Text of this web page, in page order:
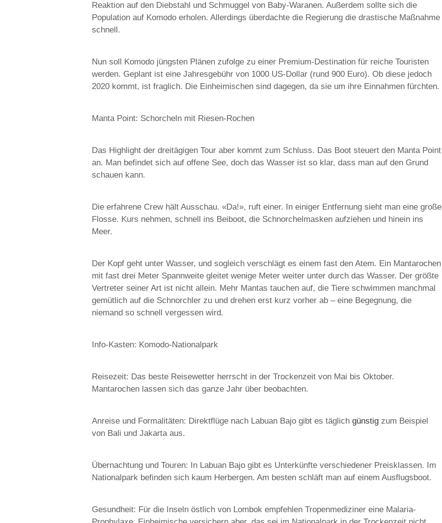
Reaktion auf den Diebstahl und Schmuggel von Baby-Waranen. Außerdem sollte sich die
Population auf Komodo erholen. Allerdings überdachte die Regierung die drastische Maßnahme
schnell.
Nun soll Komodo jüngsten Plänen zufolge zu einer Premium-Destination für reiche Touristen
werden. Geplant ist eine Jahresgebühr von 1000 US-Dollar (rund 900 Euro). Ob diese jedoch
2020 kommt, ist fraglich. Die Einheimischen sind dagegen, da sie um ihre Einnahmen fürchten.
Manta Point: Schorcheln mit Riesen-Rochen
Das Highlight der dreitägigen Tour aber kommt zum Schluss. Das Boot steuert den Manta Point
an. Man befindet sich auf offene See, doch das Wasser ist so klar, dass man auf den Grund
schauen kann.
Die erfahrene Crew hält Ausschau. «Da!», ruft einer. In einiger Entfernung sieht man eine große
Flosse. Kurs nehmen, schnell ins Beiboot, die Schnorchelmasken aufziehen und hinein ins
Meer.
Der Kopf geht unter Wasser, und sogleich verschlägt es einem fast den Atem. Ein Mantarochen
mit fast drei Meter Spannweite gleitet wenige Meter weiter unter durch das Wasser. Der größte
Vertreter seiner Art ist nicht allein. Mehr Mantas tauchen auf, die Tiere schwimmen manchmal
gemütlich auf die Schnorchler zu und drehen erst kurz vorher ab – eine Begegnung, die
niemand so schnell vergessen wird.
Info-Kasten: Komodo-Nationalpark
Reisezeit: Das beste Reisewetter herrscht in der Trockenzeit von Mai bis Oktober.
Mantarochen lassen sich das ganze Jahr über beobachten.
Anreise und Formalitäten: Direktflüge nach Labuan Bajo gibt es täglich günstig zum Beispiel
von Bali und Jakarta aus.
Übernachtung und Touren: In Labuan Bajo gibt es Unterkünfte verschiedener Preisklassen. Im
Nationalpark befinden sich kaum Herbergen. Am besten schläft man auf einem Ausflugsboot.
Gesundheit: Für die Inseln östlich von Lombok empfehlen Tropenmediziner eine Malaria-